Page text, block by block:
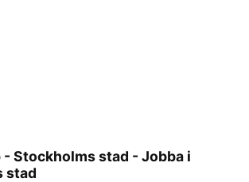
- Stockholms stad - Jobba i
stad